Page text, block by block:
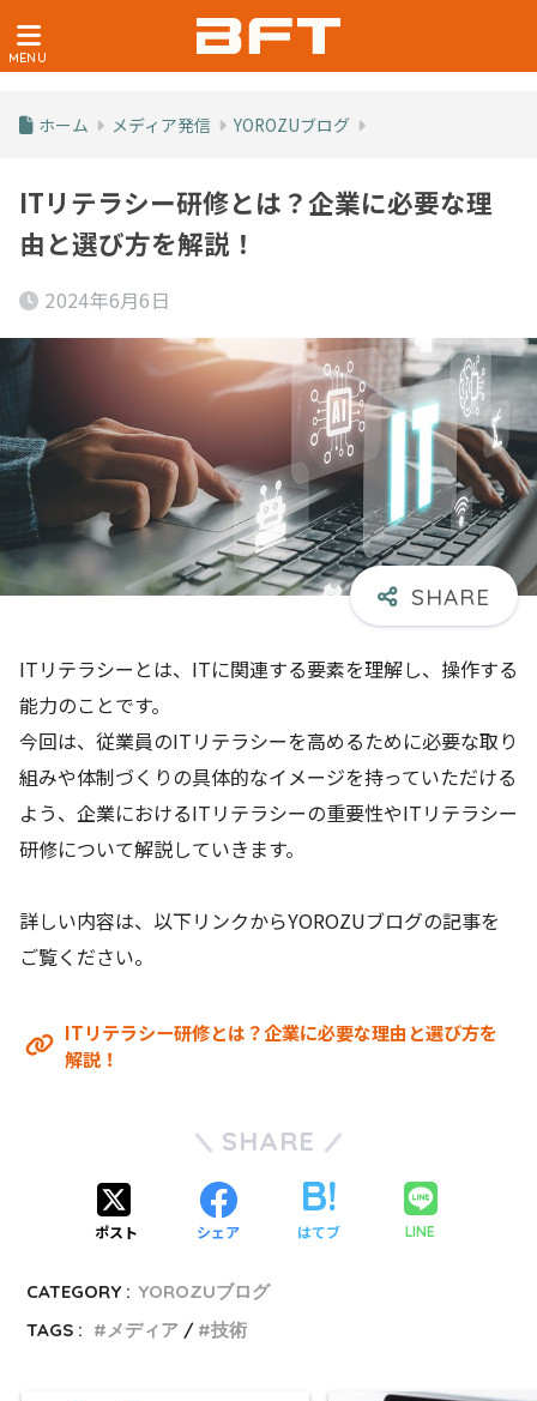
ホーム メディア発信 YOROZUブログ
ITリテラシー研修とは？企業に必要な理
由と選び方を解説！
2024年6月6日
ITリテラシーとは、ITに関連する要素を理解し、操作する
能力のことです。
今回は、従業員のITリテラシーを高めるために必要な取り
組みや体制づくりの具体的なイメージを持っていただける
よう、企業におけるITリテラシーの重要性やITリテラシー
研修について解説していきます。
詳しい内容は、以下リンクからYOROZUブログの記事を
ご覧ください。
ITリテラシー研修とは？企業に必要な理由と選び方を
解説！
SHARE
ポスト シェア はてブ LINE
CATEGORY : YOROZUブログ
TAGS :
メディア 技術